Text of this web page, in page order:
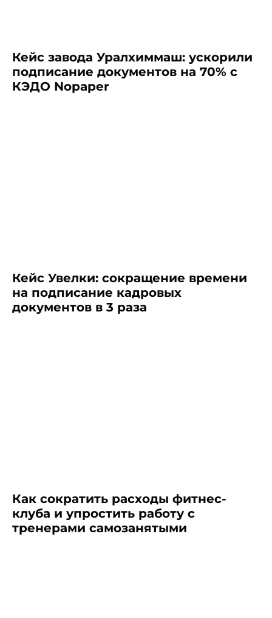
Кейс завода Уралхиммаш: ускорили
подписание документов на 70% с
КЭДО Nopaper
Кейс Увелки: сокращение времени
на подписание кадровых
документов в 3 раза
Как сократить расходы фитнес-
клуба и упростить работу с
тренерами самозанятыми
покажем, как работает
Nopaper и решает задачи
бизнеса